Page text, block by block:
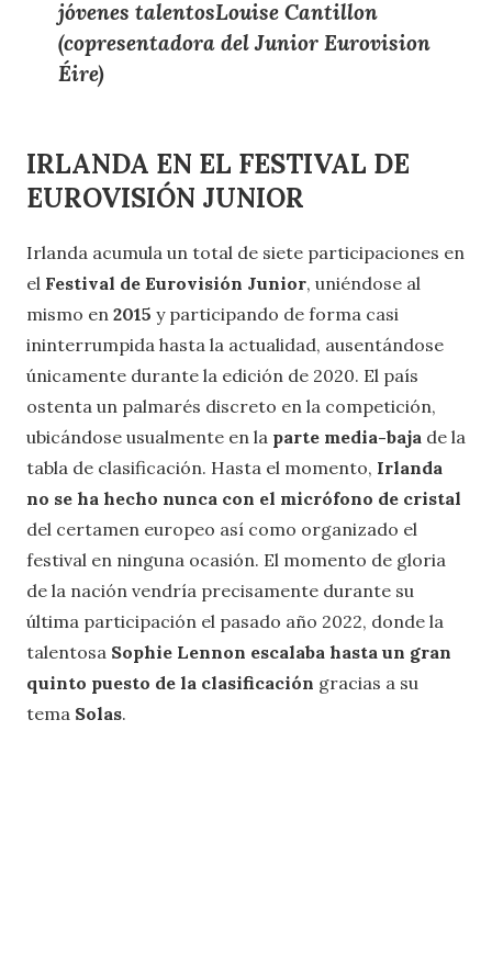
jóvenes talentosLouise Cantillon
(copresentadora del Junior Eurovision
Éire)
IRLANDA EN EL FESTIVAL DE
EUROVISIÓN JUNIOR
Irlanda acumula un total de siete participaciones en
el Festival de Eurovisión Junior, uniéndose al
mismo en 2015 y participando de forma casi
ininterrumpida hasta la actualidad, ausentándose
únicamente durante la edición de 2020. El país
ostenta un palmarés discreto en la competición,
ubicándose usualmente en la parte media-baja de la
tabla de clasificación. Hasta el momento, Irlanda
no se ha hecho nunca con el micrófono de cristal
del certamen europeo así como organizado el
festival en ninguna ocasión. El momento de gloria
de la nación vendría precisamente durante su
última participación el pasado año 2022, donde la
talentosa Sophie Lennon escalaba hasta un gran
quinto puesto de la clasificación gracias a su
tema Solas.